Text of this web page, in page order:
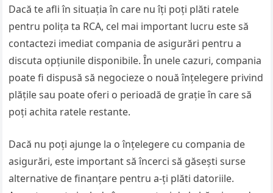
Dacă te afli în situația în care nu îți poți plăti ratele
pentru polița ta RCA, cel mai important lucru este să
contactezi imediat compania de asigurări pentru a
discuta opțiunile disponibile. În unele cazuri, compania
poate fi dispusă să negocieze o nouă înțelegere privind
plățile sau poate oferi o perioadă de grație în care să
poți achita ratele restante.
Dacă nu poți ajunge la o înțelegere cu compania de
asigurări, este important să încerci să găsești surse
alternative de finanțare pentru a-ți plăti datoriile.